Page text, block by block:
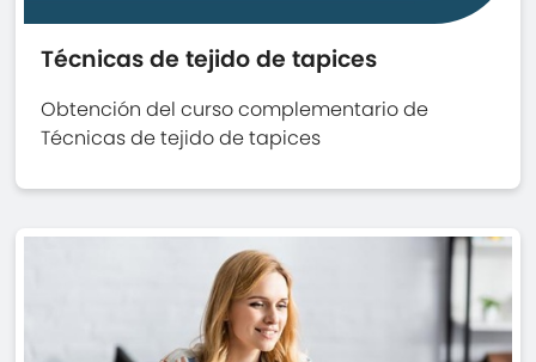
Técnicas de tejido de tapices
Obtención del curso complementario de
Técnicas de tejido de tapices